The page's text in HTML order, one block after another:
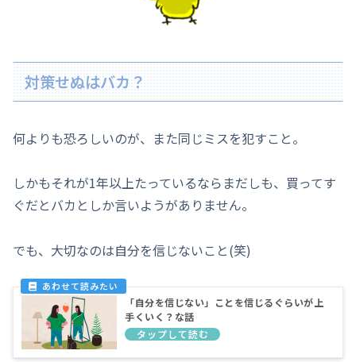
対策せぬはバカ？
何よりも恐ろしいのが、また同じミスを犯すこと。
しかもそれが1年以上たっているならまだしも、買ってす
ぐだとバカとしか言いようがありません。
でも、大切なのは自分を信じないこと(笑)
「自分を信じない」ことを信じるぐらいが上
手くいく？な話